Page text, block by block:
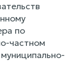
по
частном